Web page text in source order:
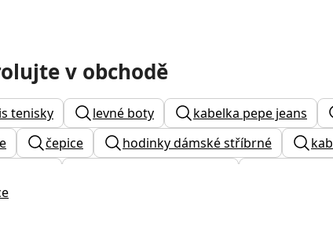
v obchodě
tenisky levné boty kabelka pepe jeans
čepice hodinky dámské stříbrné
crossbody